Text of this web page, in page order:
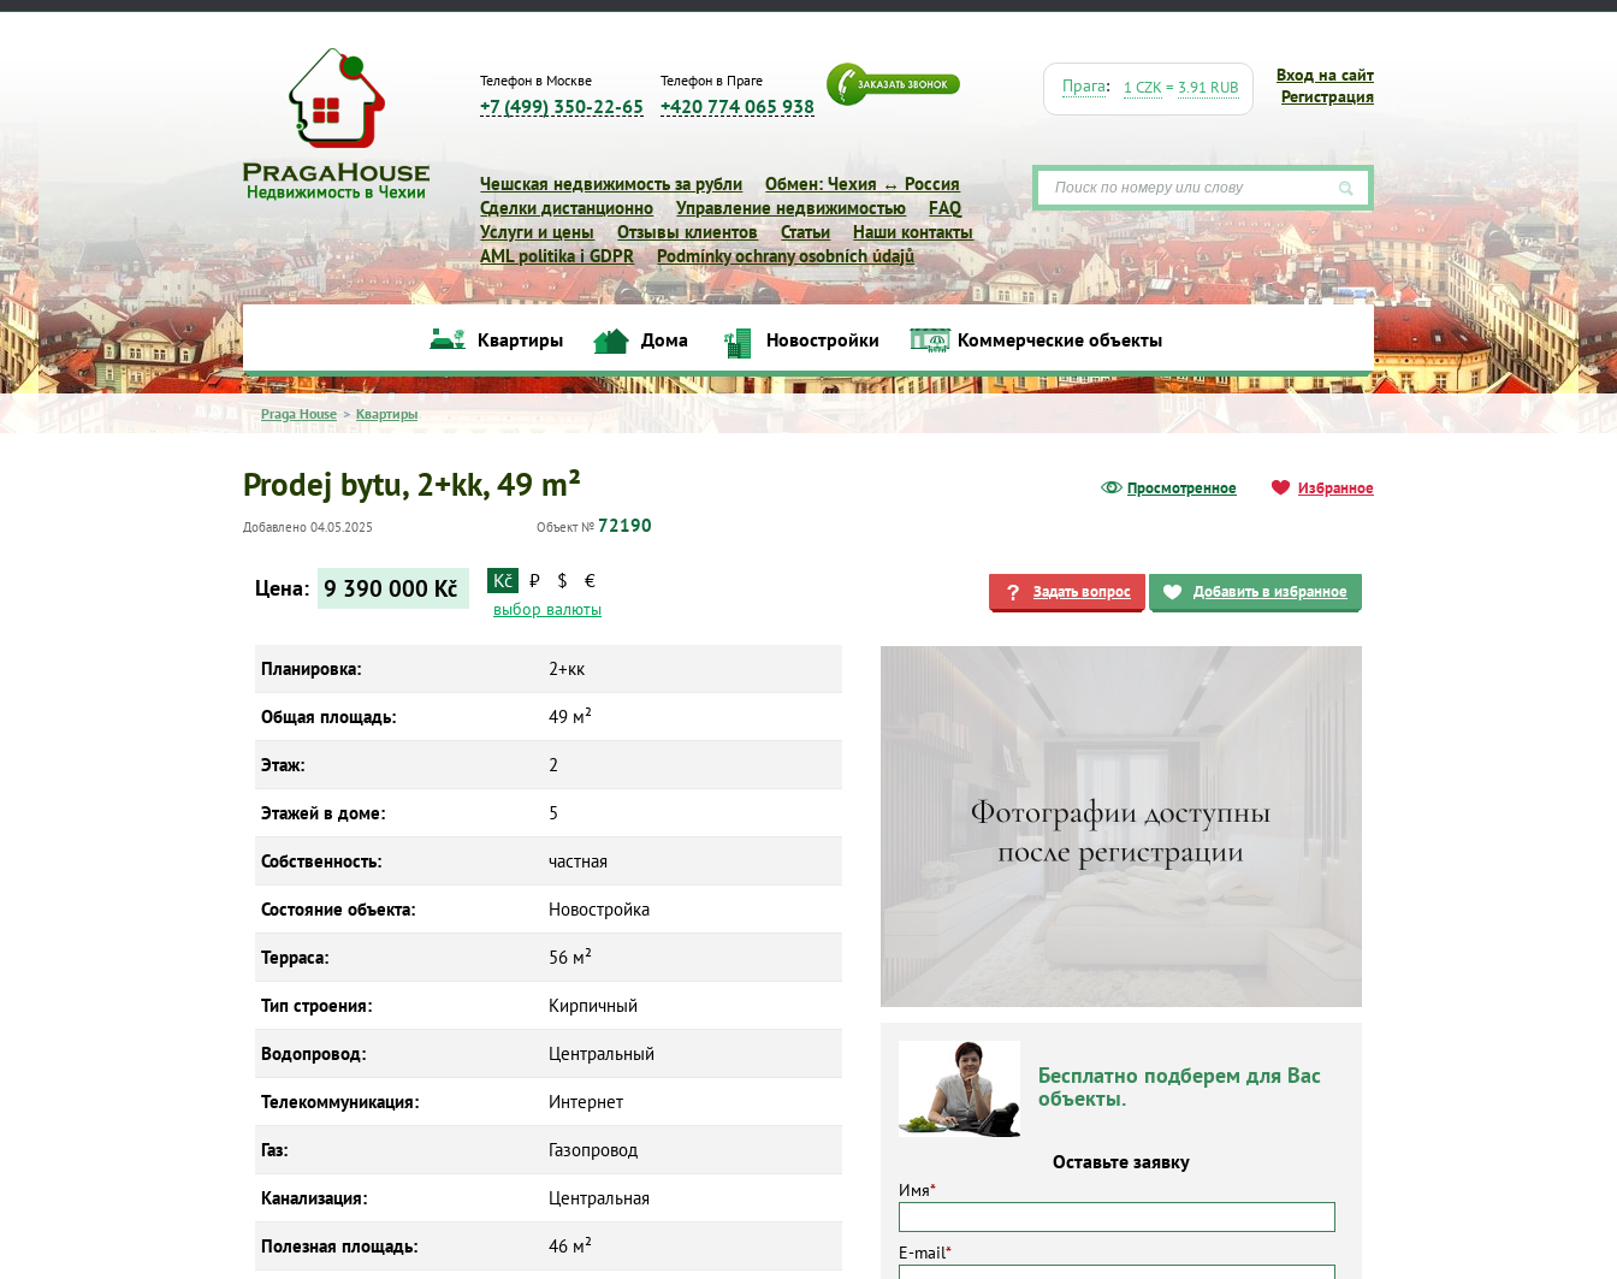
Телефон в Москве
+7 (499) 350-22-65
Телефон в Праге
+420 774 065 938
Вход на сайт
Регистрация
Прага: 1 CZK= 3.91 RUB
Чешская недвижимость за рубли
Обмен: Чехия ↔ Россия
Сделки дистанционно
Управление недвижимостью
FAQ
Услуги и цены
Отзывы клиентов Статьи
Наши контакты
AML politika i GDPR
Podmínky ochrany osobních údajů
Квартиры Дома Новостройки Коммерческие объекты
Квартиры Дома Новостройки Коммерческие объекты
Praga House > Квартиры
Просмотренное Избранное
Prodej bytu, 2+kk, 49 m²
Добавлено 04.05.2025 Объект № 72190
Задать вопрос Добавить в избранное
Бесплатно подберем для Вас
объекты.
Оставьте заявку
Имя*
E-mail*
Цена: 9 390 000 Kč Kč ₽ $ €
выбор валюты
Планировка: 2+кк
Общая площадь: 49 м²
Этаж: 2
Этажей в доме: 5
Собственность: частная
Состояние объекта: Новостройка
Терраса: 56 м²
Тип строения: Кирпичный
Водопровод: Центральный
Телекоммуникация: Интернет
Газ: Газопровод
Канализация: Центральная
Полезная площадь: 46 м²